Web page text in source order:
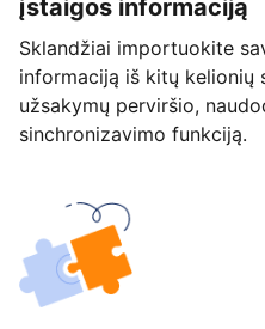
įstaigos informaciją
Sklandžiai importuokite
informaciją iš kitų kelionių
užsakymų perviršio,
sinchronizavimo funkciją.